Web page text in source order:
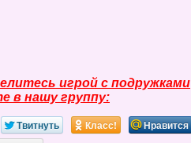
игрой с подружками
в нашу группу:
Твитнуть Класс!
Нравится